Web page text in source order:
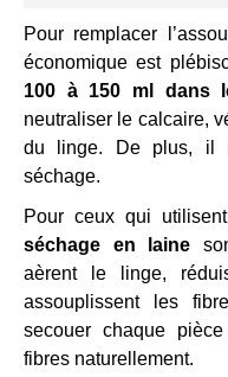
Pour remplacer
économique est
100 à 150 ml dans
neutraliser le calcaire,
du linge. De plus, il
séchage.
Pour ceux qui
séchage en laine
aèrent le linge,
assouplissent les
secouer chaque
fibres naturellement.